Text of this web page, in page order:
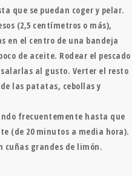
que se puedan coger y pelar.
(2,5 centímetros o más),
en el centro de una bandeja
de aceite. Rodear el pescado
al gusto. Verter el resto
las patatas, cebollas y
frecuentemente hasta que
(de 20 minutos a media hora).
cuñas grandes de limón.